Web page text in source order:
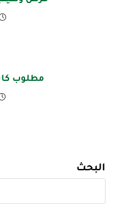
مطلوب
البحث